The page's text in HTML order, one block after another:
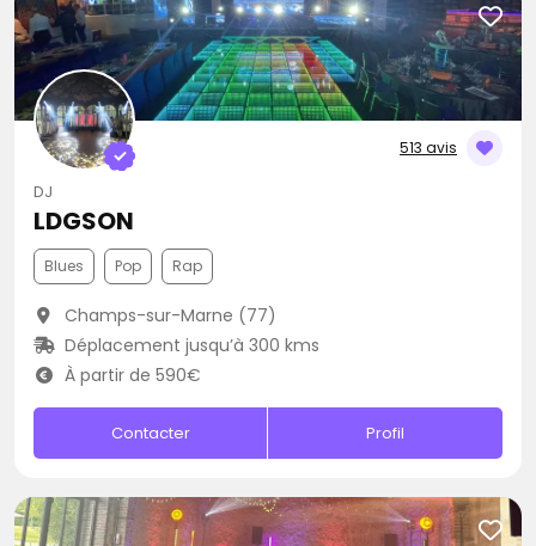
513 avis
DJ
LDGSON
Blues Pop Rap
Champs-sur-Marne (77)
Déplacement jusqu’à 300 kms
À partir de 590€
Contacter Profil